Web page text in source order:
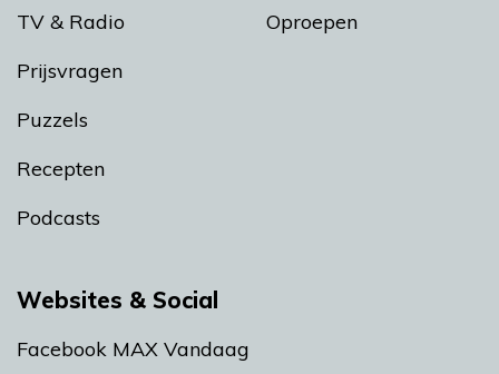
TV & Radio
Prijsvragen
Puzzels
Recepten
Podcasts
Oproepen
Websites & Social
Facebook MAX Vandaag